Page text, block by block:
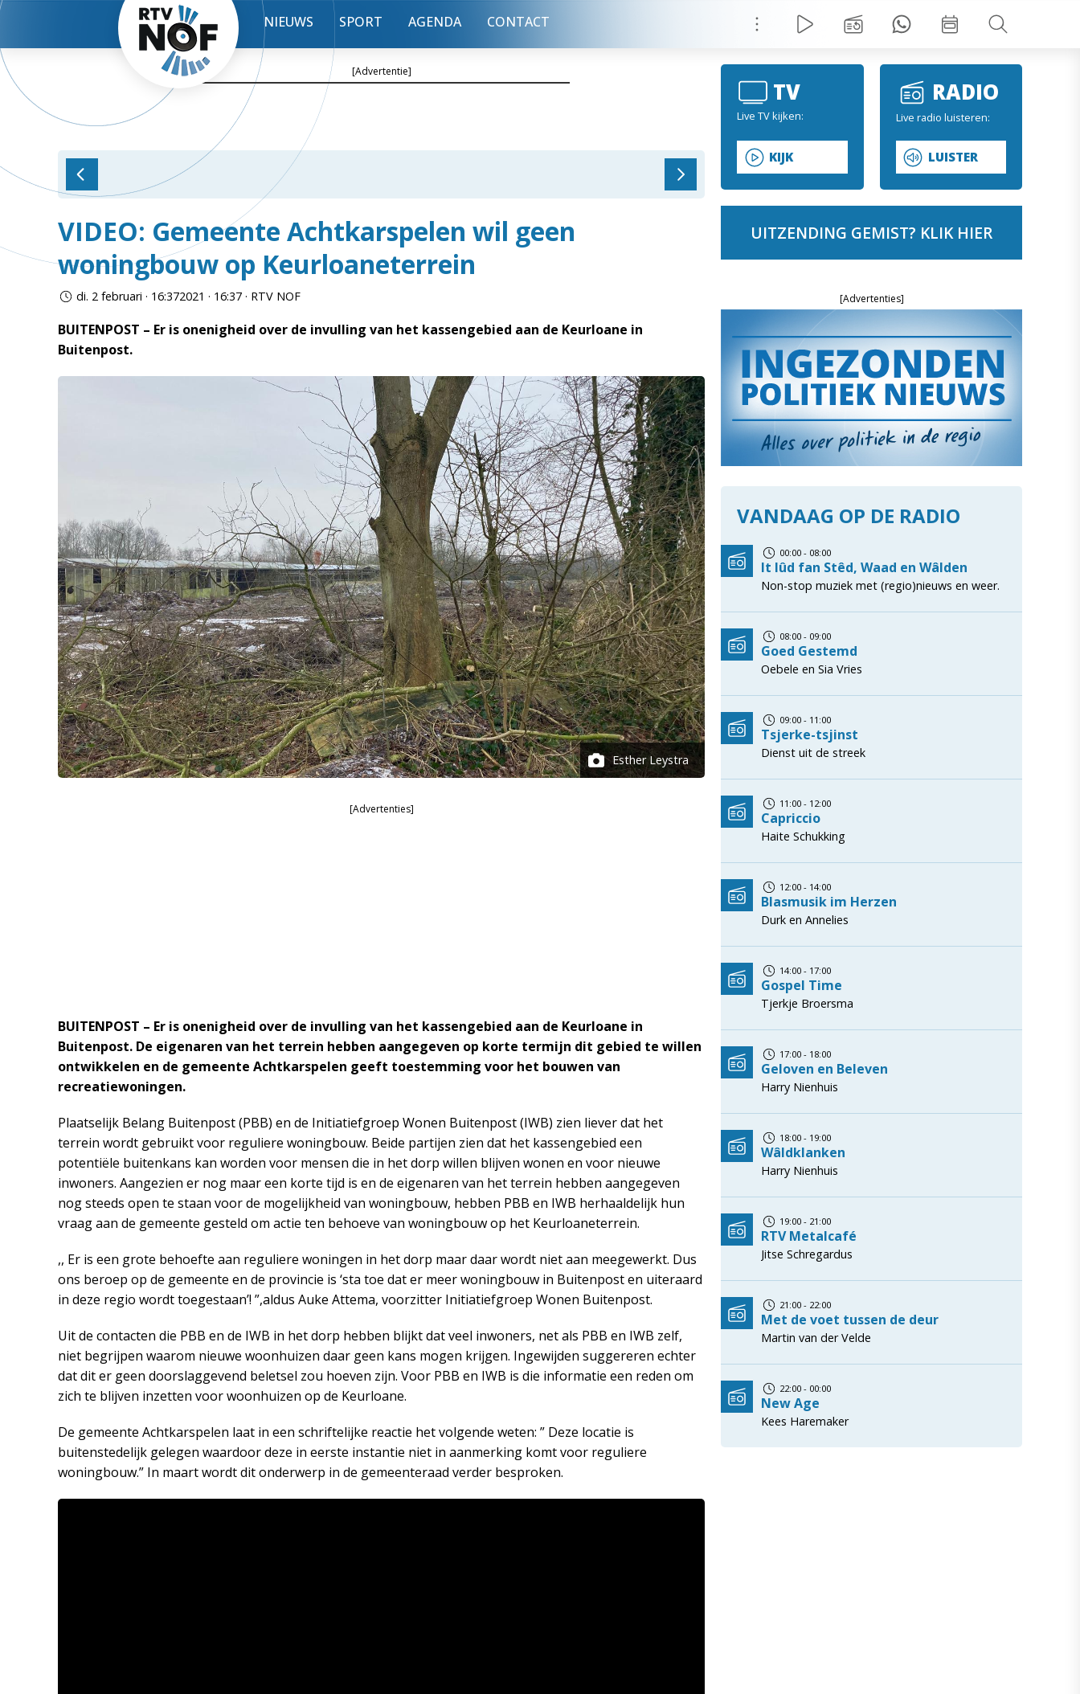
NIEUWS SPORT AGENDA CONTACT
[Advertentie]
VIDEO: Gemeente Achtkarspelen wil geen
woningbouw op Keurloaneterrein
di. 2 februari · 16:372021 · 16:37 · RTV NOF
BUITENPOST – Er is onenigheid over de invulling van het kassengebied aan de Keurloane in
Buitenpost.
Esther Leystra
[Advertenties]
BUITENPOST – Er is onenigheid over de invulling van het kassengebied aan de Keurloane in
Buitenpost. De eigenaren van het terrein hebben aangegeven op korte termijn dit gebied te willen
ontwikkelen en de gemeente Achtkarspelen geeft toestemming voor het bouwen van
recreatiewoningen.
Plaatselijk Belang Buitenpost (PBB) en de Initiatiefgroep Wonen Buitenpost (IWB) zien liever dat het
terrein wordt gebruikt voor reguliere woningbouw. Beide partijen zien dat het kassengebied een
potentiële buitenkans kan worden voor mensen die in het dorp willen blijven wonen en voor nieuwe
inwoners. Aangezien er nog maar een korte tijd is en de eigenaren van het terrein hebben aangegeven
nog steeds open te staan voor de mogelijkheid van woningbouw, hebben PBB en IWB herhaaldelijk hun
vraag aan de gemeente gesteld om actie ten behoeve van woningbouw op het Keurloaneterrein.
,, Er is een grote behoefte aan reguliere woningen in het dorp maar daar wordt niet aan meegewerkt. Dus
ons beroep op de gemeente en de provincie is ‘sta toe dat er meer woningbouw in Buitenpost en uiteraard
in deze regio wordt toegestaan’! ”,aldus Auke Attema, voorzitter Initiatiefgroep Wonen Buitenpost.
Uit de contacten die PBB en de IWB in het dorp hebben blijkt dat veel inwoners, net als PBB en IWB zelf,
niet begrijpen waarom nieuwe woonhuizen daar geen kans mogen krijgen. Ingewijden suggereren echter
dat dit er geen doorslaggevend beletsel zou hoeven zijn. Voor PBB en IWB is die informatie een reden om
zich te blijven inzetten voor woonhuizen op de Keurloane.
De gemeente Achtkarspelen laat in een schriftelijke reactie het volgende weten: ” Deze locatie is
buitenstedelijk gelegen waardoor deze in eerste instantie niet in aanmerking komt voor reguliere
woningbouw.” In maart wordt dit onderwerp in de gemeenteraad verder besproken.
TV
Live TV kijken:
KIJK
RADIO
Live radio luisteren:
LUISTER
UITZENDING GEMIST? KLIK HIER
[Advertenties]
VANDAAG OP DE RADIO
00:00 - 08:00
It lûd fan Stêd, Waad en Wâlden
Non-stop muziek met (regio)nieuws en weer.
08:00 - 09:00
Goed Gestemd
Oebele en Sia Vries
09:00 - 11:00
Tsjerke-tsjinst
Dienst uit de streek
11:00 - 12:00
Capriccio
Haite Schukking
12:00 - 14:00
Blasmusik im Herzen
Durk en Annelies
14:00 - 17:00
Gospel Time
Tjerkje Broersma
17:00 - 18:00
Geloven en Beleven
Harry Nienhuis
18:00 - 19:00
Wâldklanken
Harry Nienhuis
19:00 - 21:00
RTV Metalcafé
Jitse Schregardus
21:00 - 22:00
Met de voet tussen de deur
Martin van der Velde
22:00 - 00:00
New Age
Kees Haremaker